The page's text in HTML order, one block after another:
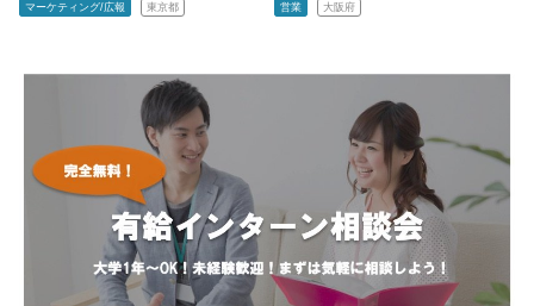
マーケティング/広報 東京都 営業 大阪府